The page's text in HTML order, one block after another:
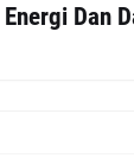
Dan